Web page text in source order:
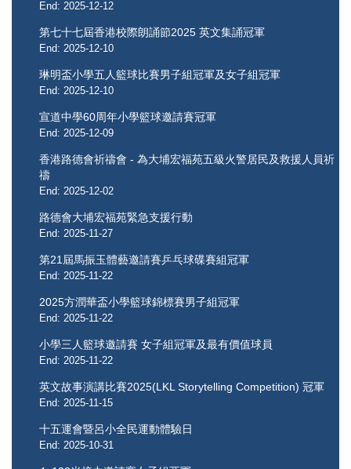
End: 2025-12-12
第七十七屆香港校際朗誦節2025 ​​​​​​​英文集誦冠軍
End: 2025-12-10
琳明盃小學五人籃球比賽男子組冠軍及女子組冠軍
End: 2025-12-10
宣道中學60周年小學籃球邀請賽冠軍
End: 2025-12-09
香港路德會祈禱會 - 為大埔宏福苑五級火警居民及救援人員祈
禱
End: 2025-12-02
路德會大埔宏福苑緊急支援行動
End: 2025-11-27
第21屆馬振玉體藝邀請賽乒乓球碟賽組冠軍
End: 2025-11-22
2025方潤華盃小學籃球錦標賽男子組冠軍
End: 2025-11-22
小學三人籃球邀請賽 女子組冠軍及最有價值球員
End: 2025-11-22
英文故事演講比賽2025(LKL Storytelling Competition) 冠軍
End: 2025-11-15
十五運會暨呂小全民運動體驗日
End: 2025-10-31